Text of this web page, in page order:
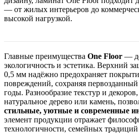
— от жилых интерьеров до
высокой нагрузкой.
Главные преимущества One Floor —
экологичность и эстетика. Верхний
0,5 мм надёжно предохраняет
повреждений, сохраняя
годы. Разнообразие текстур и
натуральное дерево или камень,
стильные, уютные и современные
элемент продукции отражает
технологичности, семейных